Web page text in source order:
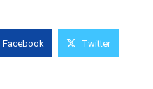
Facebook Twitter